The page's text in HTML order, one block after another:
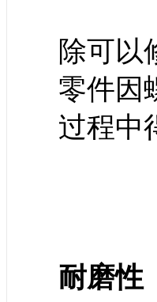
除可以
零件因
过程中
耐磨性